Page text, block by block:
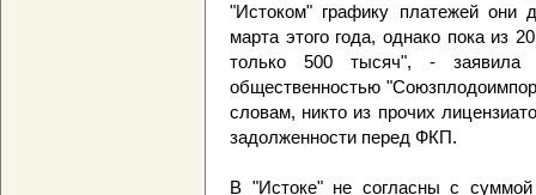
"Истоком" графику платежей
марта этого года, однако пока из
только 500 тысяч", -
общественностью
словам, никто из прочих
задолженности перед ФКП.
В "Истоке" не согласны с